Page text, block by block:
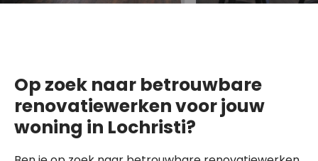
Op zoek naar betrouwbare
renovatiewerken voor jouw
woning in Lochristi?